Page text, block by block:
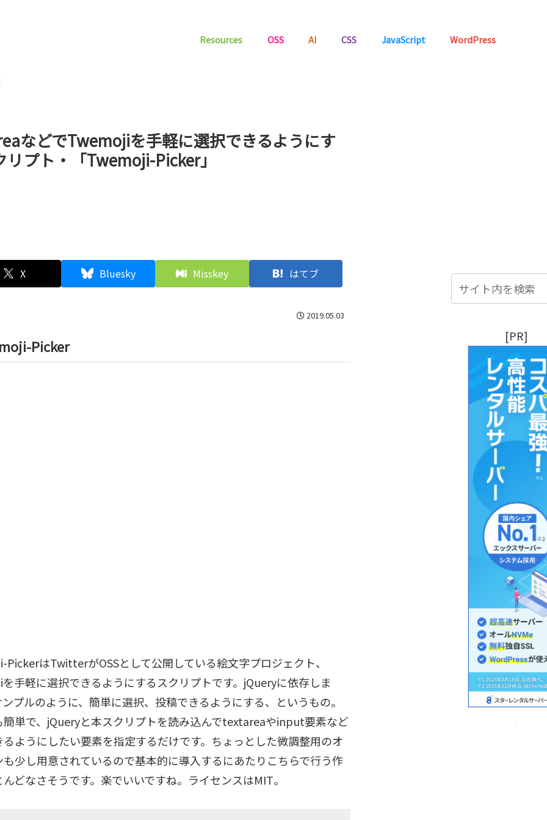
Resources OSS AI CSS JavaScript WordPress
[PR]
などでTwemojiを手軽に選択できるようにす
リプト・「Twemoji-Picker」
X Bluesky Misskey はてブ
2019.05.03
Picker
PickerはTwitterがOSSとして公開している絵文字プロジェクト、
手軽に選択できるようにするスクリプトです。jQueryに依存しま
プルのように、簡単に選択、投稿できるようにする、というもの。
簡単で、jQueryと本スクリプトを読み込んでtextareaやinput要素など
ようにしたい要素を指定するだけです。ちょっとした微調整用のオ
少し用意されているので基本的に導入するにあたりこちらで行う作
どなさそうです。楽でいいですね。ライセンスはMIT。